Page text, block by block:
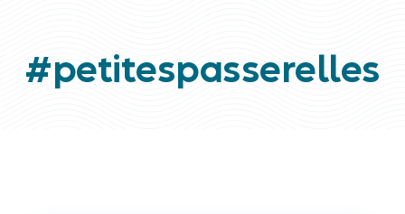
#petitespasserelles